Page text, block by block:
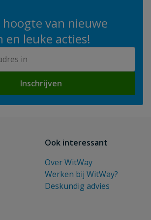
hoogte van nieuwe
en leuke acties!
Inschrijven
Ook interessant
Over WitWay
Werken bij WitWay?
Deskundig advies